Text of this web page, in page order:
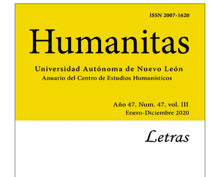
Barra
lateral
del
artículo